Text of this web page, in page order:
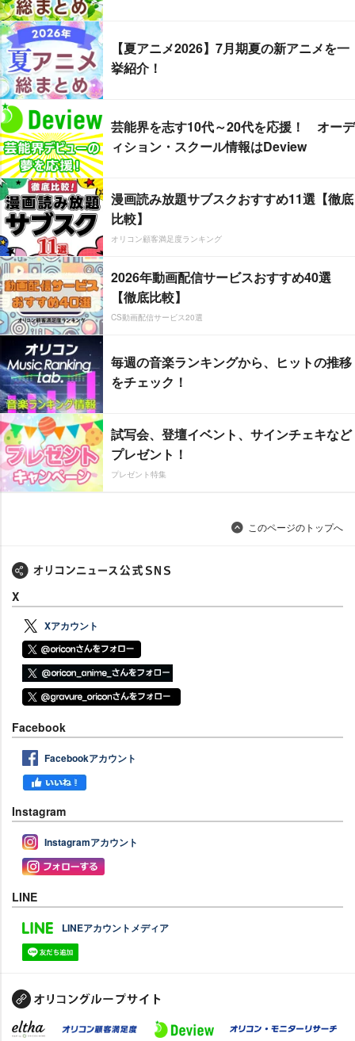
【夏アニメ2026】7月期夏の新アニメを一
挙紹介！
芸能界を志す10代～20代を応援！ オーデ
ィション・スクール情報はDeview
漫画読み放題サブスクおすすめ11選【徹底
比較】
オリコン顧客満足度ランキング
2026年動画配信サービスおすすめ40選
【徹底比較】
CS動画配信サービス20選
毎週の音楽ランキングから、ヒットの推移
をチェック！
試写会、登壇イベント、サインチェキなど
プレゼント！
プレゼント特集
このページのトップへ
X
Xアカウント
Facebook
Facebookアカウント
Instagram
Instagramアカウント
LINE
LINEアカウントメディア